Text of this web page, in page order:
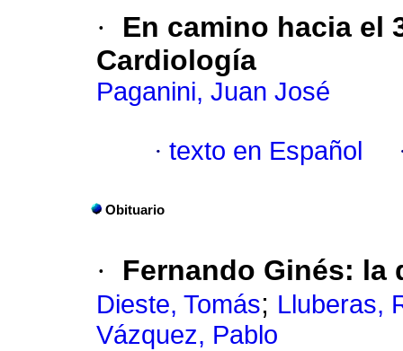
·
En camino hacia el
Cardiología
Paganini, Juan José
· texto en Español
Obituario
· Fernando Ginés: la
Dieste, Tomás; Lluberas,
Vázquez, Pablo